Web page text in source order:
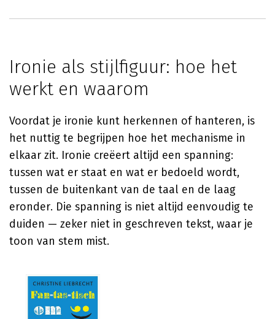
Ironie als stijlfiguur: hoe het
werkt en waarom
Voordat je ironie kunt herkennen of hanteren, is
het nuttig te begrijpen hoe het mechanisme in
elkaar zit. Ironie creëert altijd een spanning:
tussen wat er staat en wat er bedoeld wordt,
tussen de buitenkant van de taal en de laag
eronder. Die spanning is niet altijd eenvoudig te
duiden — zeker niet in geschreven tekst, waar je
toon van stem mist.